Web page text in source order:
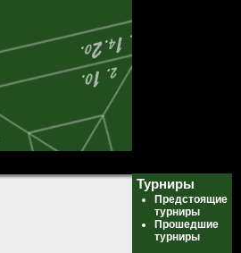
Турниры
Предстоящие
турниры
Прошедшие
турниры